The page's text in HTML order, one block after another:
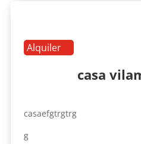
Alquiler
casa
casaefgtrgtrg
g